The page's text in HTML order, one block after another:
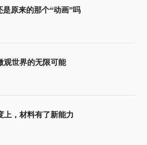
原来的那个“动画”吗
观世界的无限可能
上，材料有了新能力